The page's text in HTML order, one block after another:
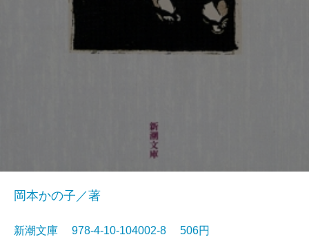
岡本かの子／著
新潮文庫 978-4-10-104002-8 506円